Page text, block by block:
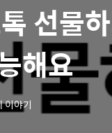
선물
해요
이야기